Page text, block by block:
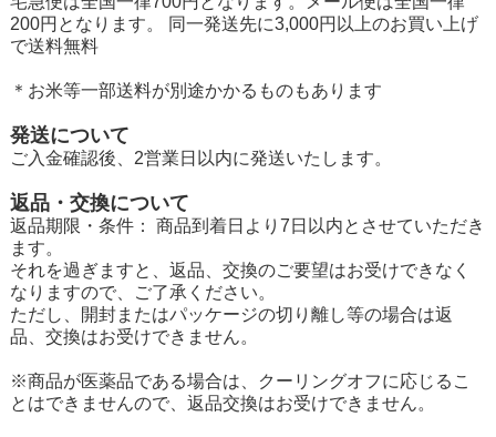
200円となります。 同一発送先に3,000円以上のお買い上げ
で送料無料
＊お米等一部送料が別途かかるものもあります
発送について
ご入金確認後、2営業日以内に発送いたします。
返品・交換について
返品期限・条件： 商品到着日より7日以内とさせていただき
ます。
それを過ぎますと、返品、交換のご要望はお受けできなく
なりますので、ご了承ください。
ただし、開封またはパッケージの切り離し等の場合は返
品、交換はお受けできません。
※商品が医薬品である場合は、クーリングオフに応じるこ
とはできませんので、返品交換はお受けできません。